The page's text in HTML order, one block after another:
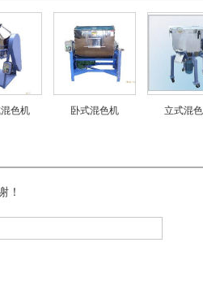
色机 卧式混色机 立式混
！